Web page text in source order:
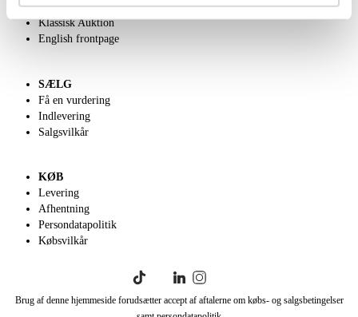
Velgørenhed
Klassisk Auktion
English frontpage
SÆLG
Få en vurdering
Indlevering
Salgsvilkår
KØB
Levering
Afhentning
Persondatapolitik
Købsvilkår
Brug af denne hjemmeside forudsætter accept af aftalerne om købs- og salgsbetingelser